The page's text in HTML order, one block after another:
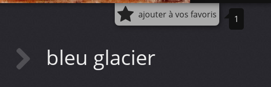
ajouter à vos favoris 1
bleu glacier